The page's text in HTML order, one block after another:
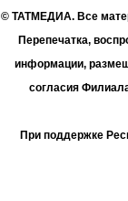
© ТАТМЕДИА. Все
Перепечатка,
информации,
согласия
При поддержке